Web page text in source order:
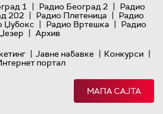
1 | Радио Београд 2 | Радио
202 | Радио Плетеница | Радио
Џубокс | Радио Вртешка | Радио
| Архив
| Јавне набавке | Конкурси |
портал
МАПА САЈТА